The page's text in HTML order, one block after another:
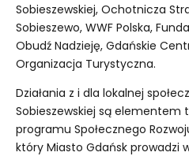
Sobieszewskiej, Ochotnicza
Sobieszewo, WWF Polska,
Obudź Nadzieję, Gdańskie
Organizacja Turystyczna.
Działania z i dla lokalnej
Sobieszewskiej są elementem
programu Społecznego
który Miasto Gdańsk prowadzi